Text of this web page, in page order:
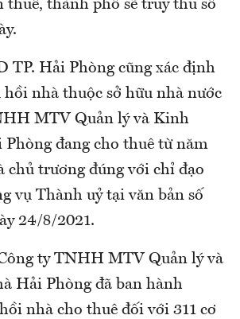
thuê, thành phố sẽ truy thu số
TP. Hải Phòng cũng xác định
nhà thuộc sở hữu nhà nước
MTV Quản lý và Kinh
đang cho thuê từ năm
chủ trương đúng với chỉ đạo
vụ Thành uỷ tại văn bản số
24/8/2021.
ty TNHH MTV Quản lý và
Hải Phòng đã ban hành
nhà cho thuê đối với 311 cơ